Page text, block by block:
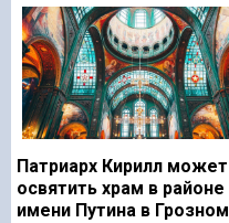
Патриарх Кирилл может
освятить храм в районе
имени Путина в Грозном